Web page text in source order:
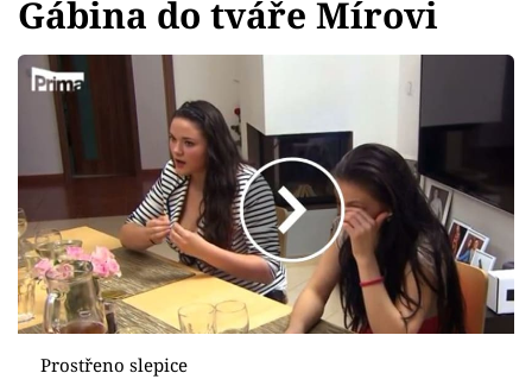
Bydlení
Zahrada
Design
Sledujte prima+
Přihlášení
Sledujte nás
Gábina do tváře Mírovi
Prostřeno slepice